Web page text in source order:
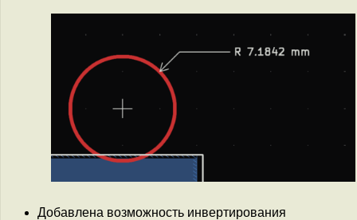
Добавлена возможность инвертирования